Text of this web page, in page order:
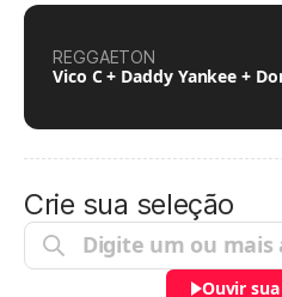
REGGAETON
Vico C + Daddy Yankee +
Crie sua seleção
Ouvir